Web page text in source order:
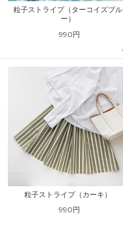
粒子ストライプ（ターコイズブル
ー）
990円
粒子ストライプ（カーキ）
990円